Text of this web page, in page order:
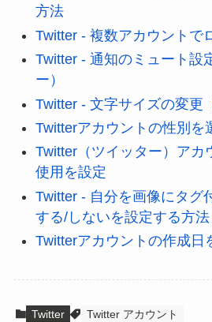
方法
Twitter - 複数アカウントで
Twitter - 通知のミュート設
ー）
Twitter - 文字サイズの変更
Twitterアカウントの性別を
Twitter（ツイッター）アカ
使用を設定
Twitter - 自分を画像にタグ
する/しないを設定する方法
Twitterアカウントの作成日
Twitter Twitter アカウント